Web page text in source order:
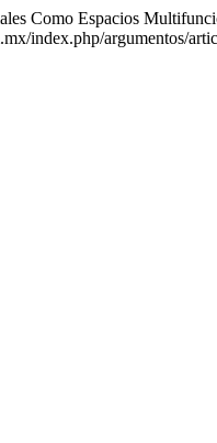
Como Espacios
index.php/argumentos/